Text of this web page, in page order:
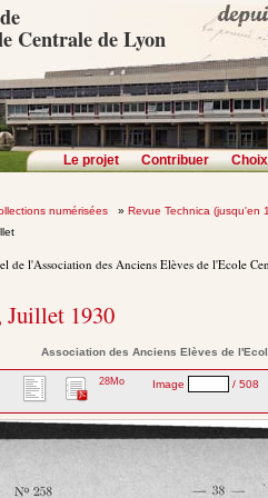
Centrale de Lyon
Le projet Contribuer
numérisées » Revue Technica (jusqu'en
de l'Association des Anciens Elèves de l'Ecole
Juillet 1930
Association des Anciens Elèves de
28Mo Image / 508